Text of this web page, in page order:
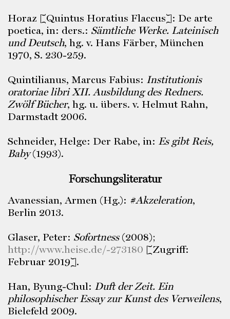
Horaz [Quintus Horatius Flaccus]: De arte
poetica, in: ders.: Sämtliche Werke. Lateinisch
und Deutsch, hg. v. Hans Färber, München
1970, S. 230-259.
Quintilianus, Marcus Fabius: Institutionis
oratoriae libri XII. Ausbildung des Redners.
Zwölf Bücher, hg. u. übers. v. Helmut Rahn,
Darmstadt 2006.
Schneider, Helge: Der Rabe, in: Es gibt Reis,
Baby(1993).
Forschungsliteratur
Avanessian, Armen (Hg.): #Akzeleration,
Berlin 2013.
Glaser, Peter: Sofortness(2008);
http://www.heise.de/-273180 [Zugriff:
Februar 2019].
Han, Byung-Chul: Duft der Zeit. Ein
philosophischer Essay zur Kunst des Verweilens,
Bielefeld 2009.